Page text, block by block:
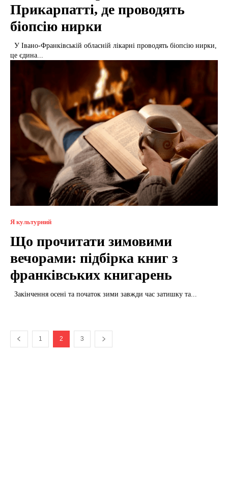
Прикарпатті, де проводять
біопсію нирки
це єдина...
Я культурний
Що прочитати зимовими
вечорами: підбірка книг з
франківських книгарень
Закінчення осені та початок зими завжди час затишку та...
1 2 3